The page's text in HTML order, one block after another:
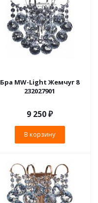
Бра MW-Light Жемчуг 8
232027901
9 250₽
В корзину